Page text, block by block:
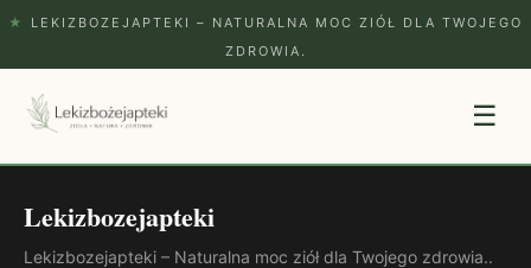
★
LEKIZBOZEJAPTEKI – NATURALNA MOC ZIÓŁ DLA TWOJEGO
ZDROWIA.
☰
Lekizbozejapteki
Lekizbozejapteki – Naturalna moc ziół dla Twojego zdrowia..